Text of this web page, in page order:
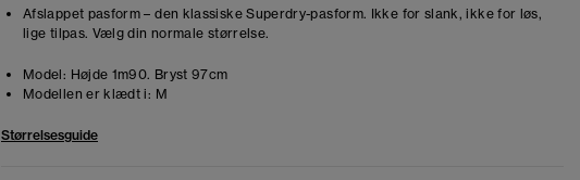
Afslappet pasform – den klassiske Superdry-pasform. Ikke for slank, ikke for løs,
lige tilpas. Vælg din normale størrelse.
Model: Højde 1m90. Bryst 97cm
Modellen er klædt i: M
Størrelsesguide